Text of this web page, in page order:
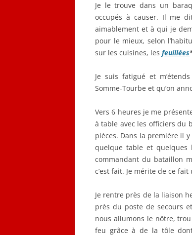
Je le trouve dans un
occupés à causer. Il me
aimablement et à qui je
pour le mieux, selon
sur les cuisines, les feuillées
Je suis fatigué et
Somme-Tourbe et qu’on
Vers 6 heures je me
à table avec les officiers du
pièces. Dans la première il
quelque table et quelques
commandant du bataillon
c’est fait. Je mérite de ce
Je rentre près de la liaison
près du poste de secours
nous allumons le nôtre,
feu grâce à de la tôle